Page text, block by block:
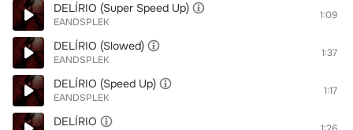
DELÍRIO (Super Speed Up)
EANDSPLEK
1:09
DELÍRIO (Slowed)
EANDSPLEK
1:37
DELÍRIO (Speed Up)
EANDSPLEK
1:17
DELÍRIO